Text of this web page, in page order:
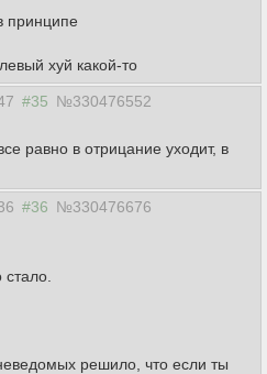
принципе
левый хуй какой-то
#35 №330476552
равно в отрицание уходит, в
#36 №330476676
решило, что если ты